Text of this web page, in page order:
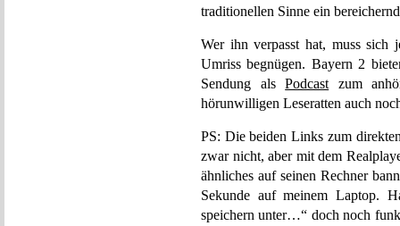
traditionellen Sinne ein
Wer ihn verpasst hat, muss sich
Umriss begnügen. Bayern 2
Sendung alsPodcast zum
hörunwilligen Leseratten auch
PS: Die beiden Links zum
zwar nicht, aber mit dem
ähnliches auf seinen Rechner
Sekunde auf meinem Laptop.
speichern unter…“ doch noch